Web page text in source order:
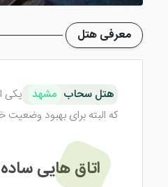
معرفی هتل
هتل سحاب مشهد یکی
که البته برای بهبود وضعیت خود و جذب
اتاق هایی